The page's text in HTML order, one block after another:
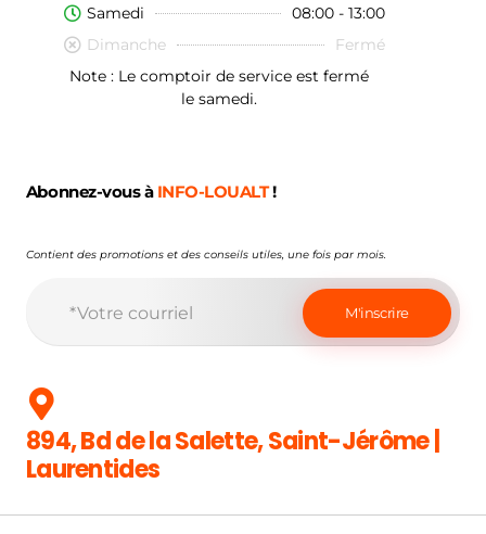
Samedi
08:00 - 13:00
Dimanche
Fermé
Note : Le comptoir de service est fermé
le samedi.
Abonnez-vous à INFO-LOUALT!
Contient des promotions et des conseils utiles, une fois par mois.
894, Bd de la Salette, Saint-Jérôme |
Laurentides